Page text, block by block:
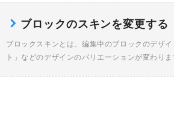
ブロックのスキンを変更する
ブロックスキンとは、編集中のブロックのデザ
ト」などのデザインのバリエーションが変わり